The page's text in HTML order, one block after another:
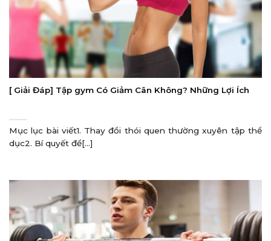
[ Giải Đáp] Tập gym Có Giảm Cân Không? Những Lợi Ích
Mục lục bài viết1. Thay đổi thói quen thường xuyên tập thể
dục2. Bí quyết để[...]